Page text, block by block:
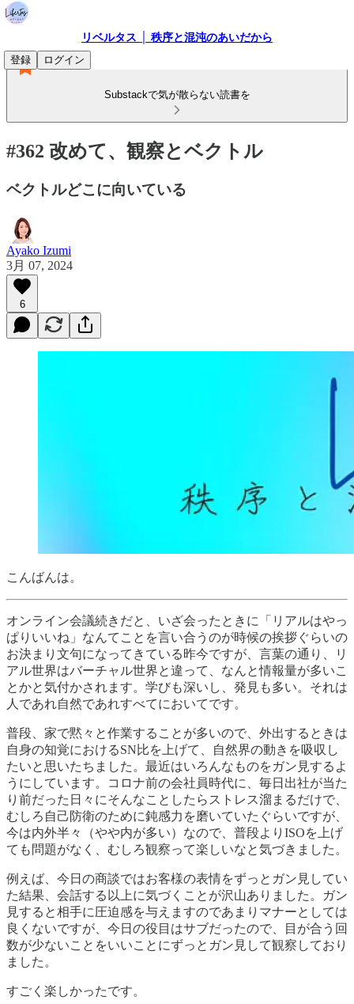
リベルタス │ 秩序と混沌のあいだから
登録
ログイン
Substackで気が散らない読書を
#362 改めて、観察とベクトル
ベクトルどこに向いている
Ayako Izumi
3月 07, 2024
6
こんばんは。
オンライン会議続きだと、いざ会ったときに「リアルはやっ
ぱりいいね」なんてことを言い合うのが時候の挨拶ぐらいの
お決まり文句になってきている昨今ですが、言葉の通り、リ
アル世界はバーチャル世界と違って、なんと情報量が多いこ
とかと気付かされます。学びも深いし、発見も多い。それは
人であれ自然であれすべてにおいてです。
普段、家で黙々と作業することが多いので、外出するときは
自身の知覚におけるSN比を上げて、自然界の動きを吸収し
たいと思いたちました。最近はいろんなものをガン見するよ
うにしています。コロナ前の会社員時代に、毎日出社が当た
り前だった日々にそんなことしたらストレス溜まるだけで、
むしろ自己防衛のために鈍感力を磨いていたぐらいですが、
今は内外半々（やや内が多い）なので、普段よりISOを上げ
ても問題がなく、むしろ観察って楽しいなと気づきました。
例えば、今日の商談ではお客様の表情をずっとガン見してい
た結果、会話する以上に気づくことが沢山ありました。ガン
見すると相手に圧迫感を与えますのであまりマナーとしては
良くないですが、今日の役目はサブだったので、目が合う回
数が少ないことをいいことにずっとガン見して観察しており
ました。
すごく楽しかったです。